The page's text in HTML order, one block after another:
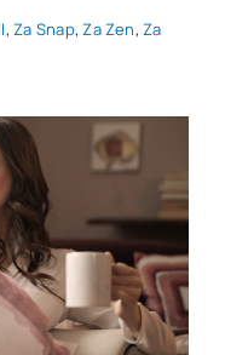
,Za Snap,Za Zen,Za